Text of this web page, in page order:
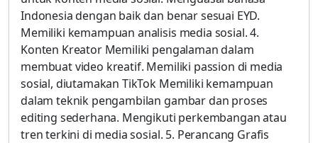
Indonesia dengan baik dan benar sesuai EYD.
Memiliki kemampuan analisis media sosial. 4.
Konten Kreator Memiliki pengalaman dalam
membuat video kreatif. Memiliki passion di media
sosial, diutamakan TikTok Memiliki kemampuan
dalam teknik pengambilan gambar dan proses
editing sederhana. Mengikuti perkembangan atau
tren terkini di media sosial. 5. Perancang Grafis